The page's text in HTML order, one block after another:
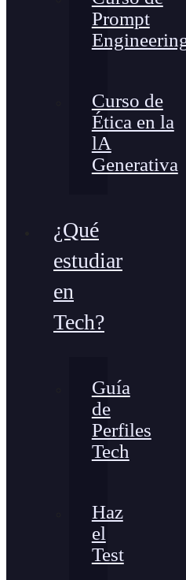
Prompt
Curso de
Ética en la
lA
Generativa
¿Qué
estudiar
en
Tech?
Guía
de
Perfiles
Tech
Haz
el
Test